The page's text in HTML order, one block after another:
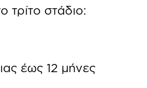
τρίτο στάδιο:
έως 12 μήνες